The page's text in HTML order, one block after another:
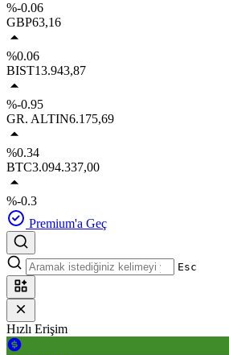
%-0.06
GBP63,16
%0.06
BIST13.943,87
%-0.95
GR. ALTIN6.175,69
%0.34
BTC3.094.337,00
%-0.3
Premium'a Geç
Esc
Hızlı Erişim